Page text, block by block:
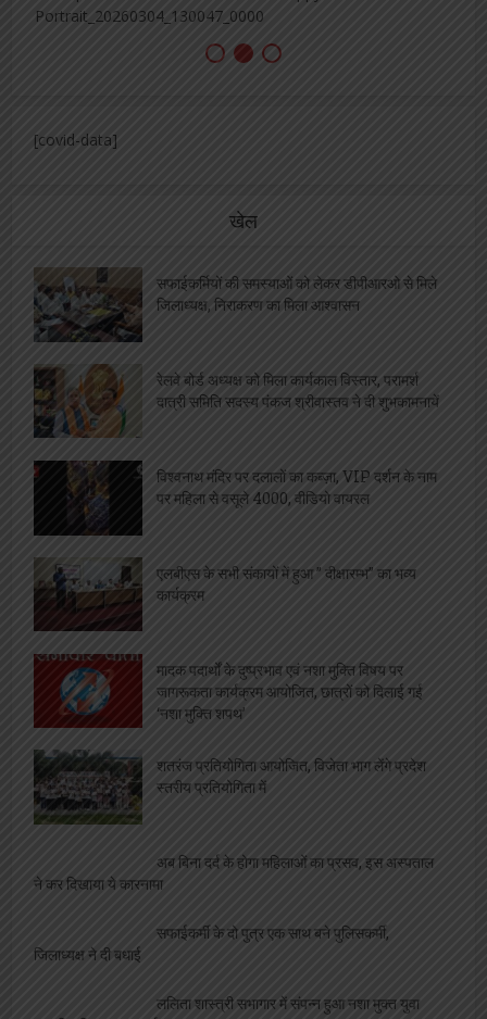
[covid-data]
खेल
सफाईकर्मियों की समस्याओं को लेकर डीपीआरओ से मिले
जिलाध्यक्ष, निराकरण का मिला आश्वासन
रेलवे बोर्ड अध्यक्ष को मिला कार्यकाल विस्तार, परामर्श
दात्री समिति सदस्य पंकज श्रीवास्तव ने दी शुभकामनायें
विश्वनाथ मंदिर पर दलालों का कब्ज़ा, VIP दर्शन के नाम
पर महिला से वसूले 4000, वीडियो वायरल
एलबीएस के सभी संकायों में हुआ ” दीक्षारम्भ” का भव्य
कार्यक्रम
मादक पदार्थों के दुष्प्रभाव एवं नशा मुक्ति विषय पर
जागरूकता कार्यक्रम आयोजित, छात्रों को दिलाई गई
‘नशा मुक्ति शपथ’
शतरंज प्रतियोगिता आयोजित, विजेता भाग लेंगे प्रदेश
स्तरीय प्रतियोगिता में
अब बिना दर्द के होगा महिलाओं का प्रसव, इस अस्पताल
ने कर दिखाया ये कारनामा
सफाईकर्मी के दो पुत्र एक साथ बने पुलिसकर्मी,
जिलाध्यक्ष ने दी बधाई
ललिता शास्त्री सभागार में संपन्न हुआ नशा मुक्त युवा